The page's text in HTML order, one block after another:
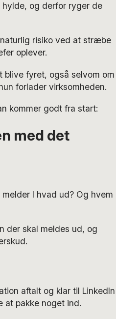
og derfor ryger de
risiko ved at stræbe
oplever.
fyret, også selvom om
forlader virksomheden.
kommer godt fra start:
med det
I hvad ud? Og hvem
der skal meldes ud, og
aftalt og klar til LinkedIn
at pakke noget ind.